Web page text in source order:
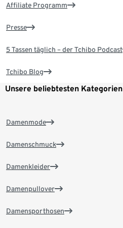
Affiliate Programm
Presse
5 Tassen täglich – der Tchibo Podcast
Tchibo Blog
Unsere beliebtesten Kategorien
Damenmode
Damenschmuck
Damenkleider
Damenpullover
Damensporthosen